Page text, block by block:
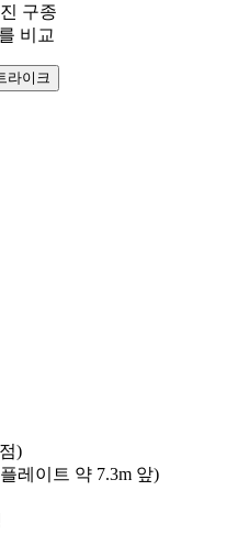
구종
비교
라이크
)
레이트 약 7.3m 앞)